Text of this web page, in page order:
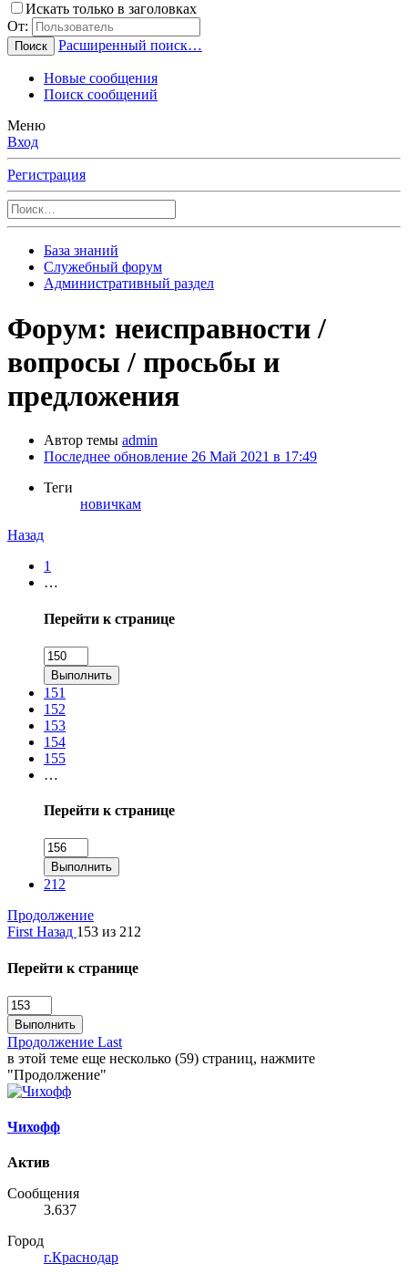
Искать только в заголовках
От:
Поиск Расширенный поиск…
Новые сообщения
Поиск сообщений
Меню
Вход
Регистрация
База знаний
Служебный форум
Административный раздел
Форум: неисправности /
вопросы / просьбы и
предложения
Автор темы admin
Последнее обновление 26 Май 2021 в 17:49
Теги
новичкам
Назад
1
…
Перейти к странице
Выполнить
151
152
153
154
155
…
Перейти к странице
Выполнить
212
Продолжение
First Назад 153 из 212
Перейти к странице
Выполнить
Продолжение Last
в этой теме еще несколько (59) страниц, нажмите
"Продолжение"
Чихофф
Актив
Сообщения
3.637
Город
г.Краснодар